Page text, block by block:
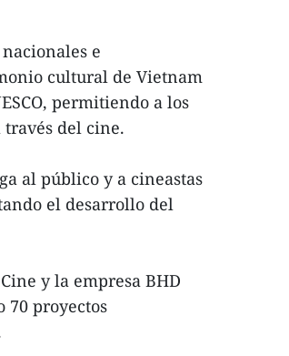
e
cultural de Vietnam
permitiendo a los
del cine.
al público y a cineastas
el desarrollo del
y la empresa BHD
70 proyectos